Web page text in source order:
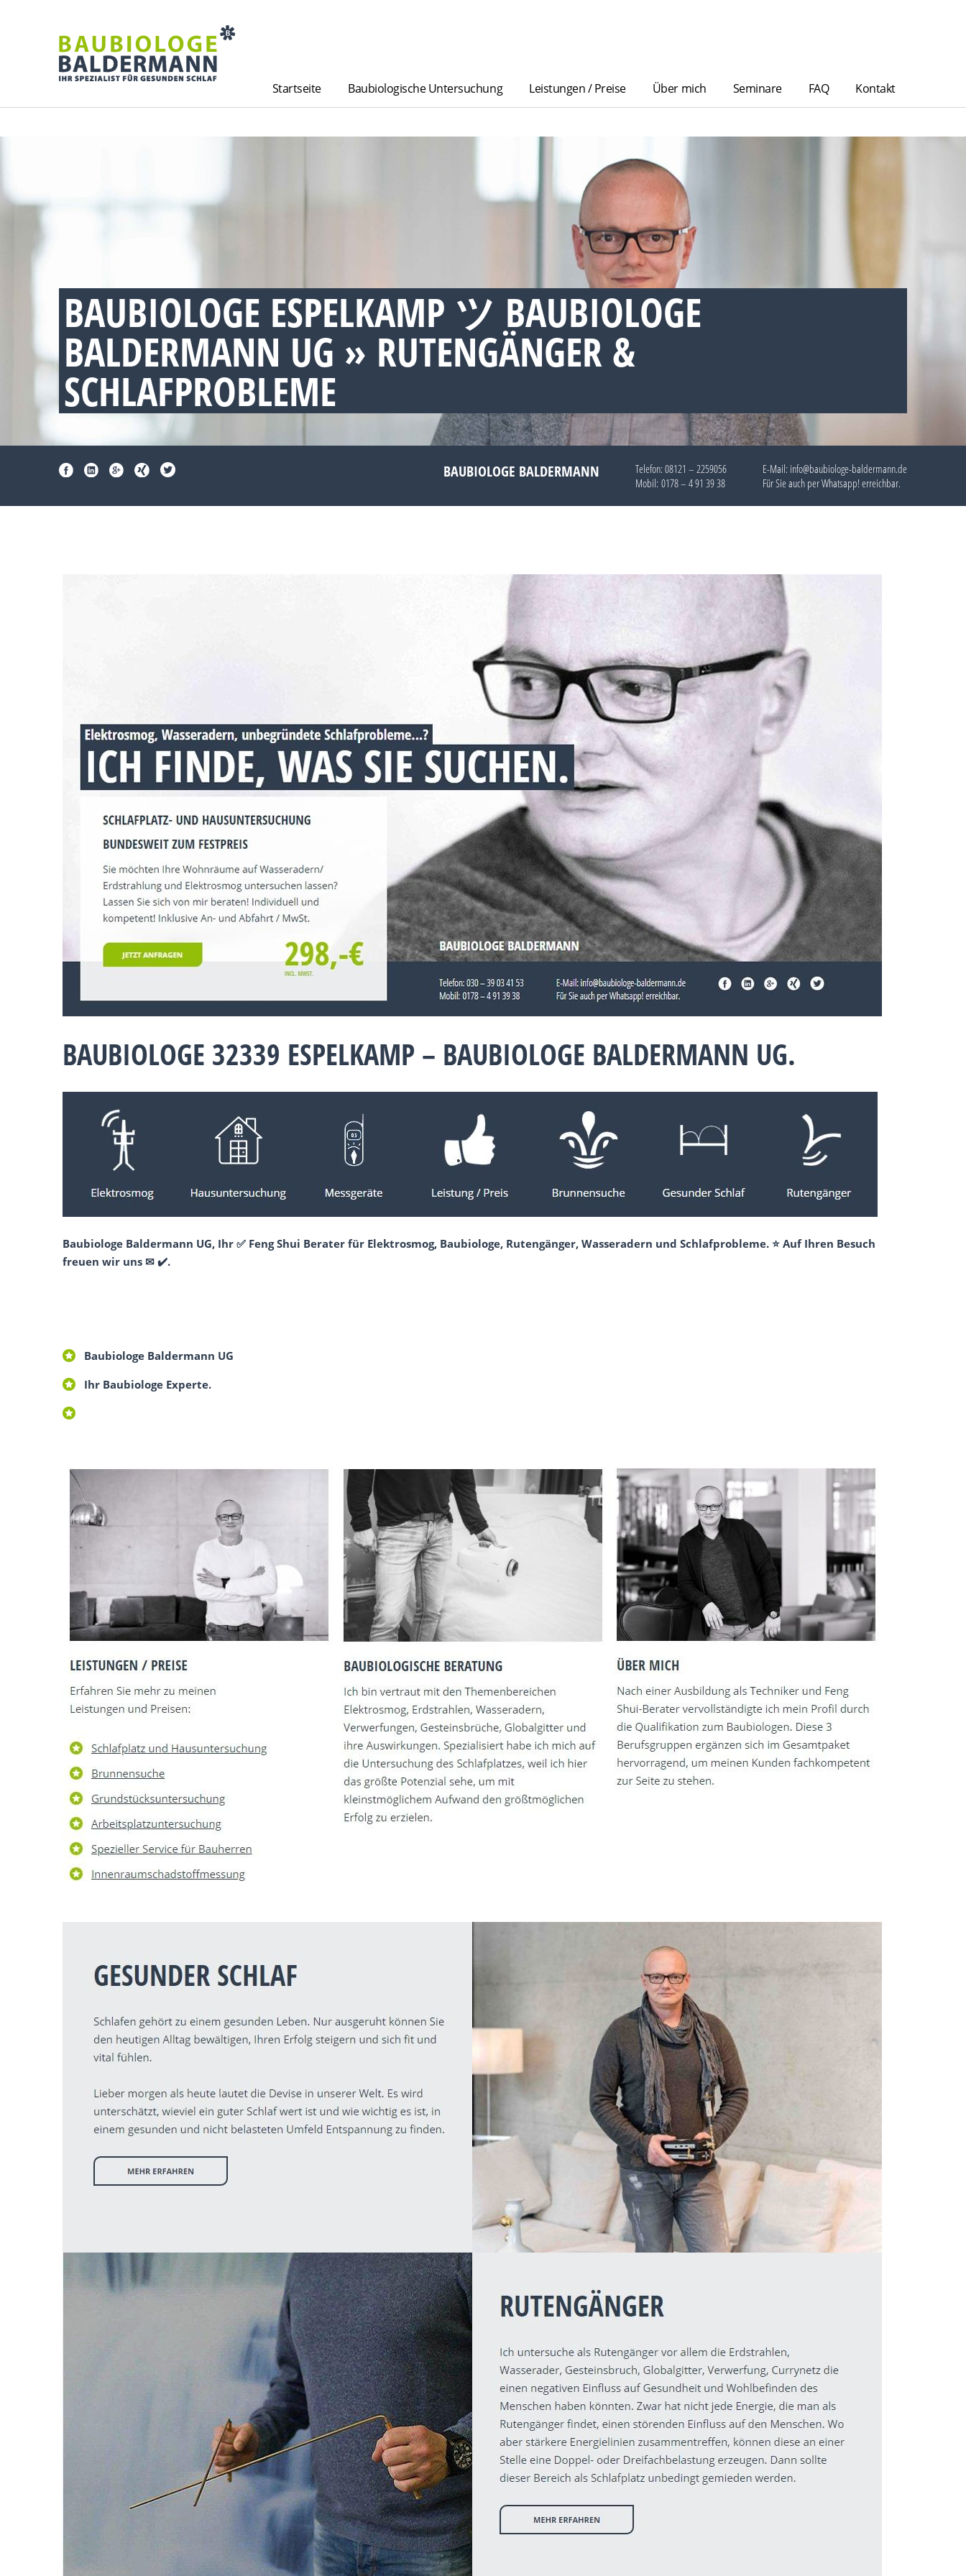
Startseite Baubiologische Untersuchung Leistungen / Preise Über mich Seminare FAQ Kontakt
BAUBIOLOGE ESPELKAMP ツ BAUBIOLOGE
BALDERMANN UG » RUTENGÄNGER &
SCHLAFPROBLEME
BAUBIOLOGE BALDERMANN Telefon: 08121 – 2259056
Mobil: 0178 – 4 91 39 38
E-Mail: info@baubiologe-baldermann.de
Für Sie auch perWhatsapp!erreichbar.
BAUBIOLOGE 32339 ESPELKAMP – BAUBIOLOGE BALDERMANN UG.
Baubiologe Baldermann UG, Ihr ✅ Feng Shui Berater für Elektrosmog, Baubiologe, Rutengänger, Wasseradern und Schlafprobleme. ⭐ Auf Ihren Besuch
freuen wir uns ✉ ✔️.
Baubiologe Baldermann UG
Ihr Baubiologe Experte.